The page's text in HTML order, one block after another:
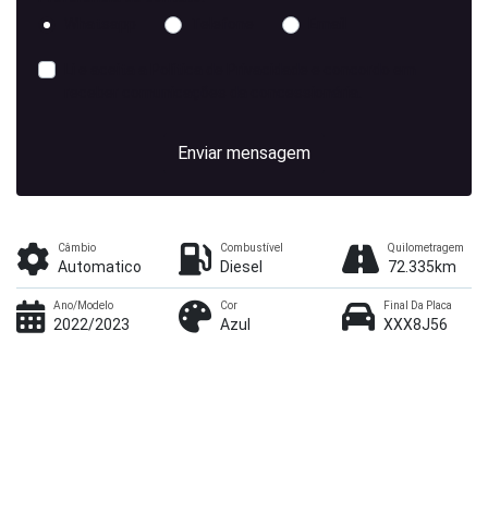
Enviar mensagem
Câmbio
Automatico
Combustível
Diesel
Quilometragem
72.335km
Ano/Modelo
2022/2023
Cor
Azul
Final Da Placa
XXX8J56